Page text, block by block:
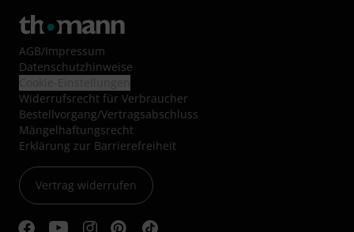
AGB/Impressum
Datenschutzhinweise
Widerrufsrecht für Verbraucher
Bestellvorgang/Vertragsabschluss
Mängelhaftungsrecht
Erklärung zur Barrierefreiheit
Vertrag widerrufen